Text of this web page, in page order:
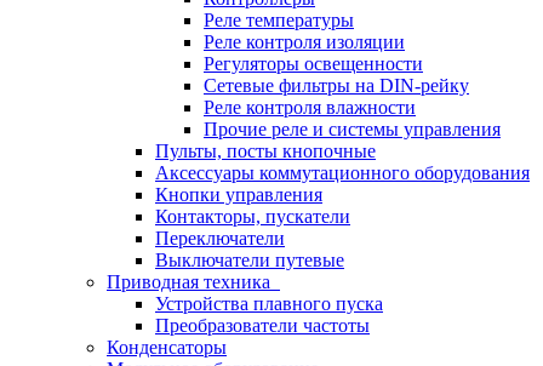
Реле температуры
Реле контроля изоляции
Регуляторы освещенности
Сетевые фильтры на DIN-рейку
Реле контроля влажности
Прочие реле и системы управления
Пульты, посты кнопочные
Аксессуары коммутационного оборудования
Кнопки управления
Контакторы, пускатели
Переключатели
Выключатели путевые
Приводная техника
Устройства плавного пуска
Преобразователи частоты
Конденсаторы